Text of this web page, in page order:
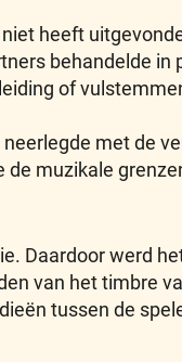
heeft
behandelde in
of
met de
muzikale
Daardoor werd
van het timbre
tussen de